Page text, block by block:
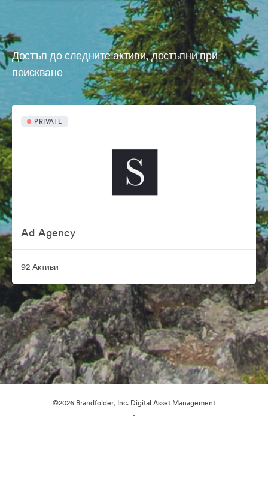
Достъп до следните активи, достъпни при
поискване
PRIVATE
Ad Agency
92 Активи
©2026 Brandfolder, Inc. Digital Asset Management
·